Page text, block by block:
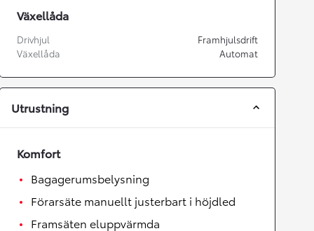
Växellåda
Drivhjul
Framhjulsdrift
Växellåda
Automat
Utrustning
Komfort
Bagagerumsbelysning
Förarsäte manuellt justerbart i höjdled
Framsäten eluppvärmda